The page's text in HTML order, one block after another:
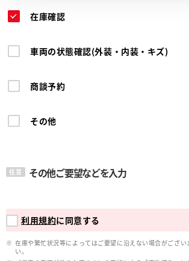
在庫確認
車両の状態確認(外装・内装・キズ)
商談予約
その他
任意 その他ご要望などを入力
利用規約に同意する
在庫や繁忙状況等によってはご要望に沿えない場合がござい
い。